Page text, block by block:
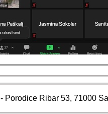
- Porodice Ribar 53, 71000